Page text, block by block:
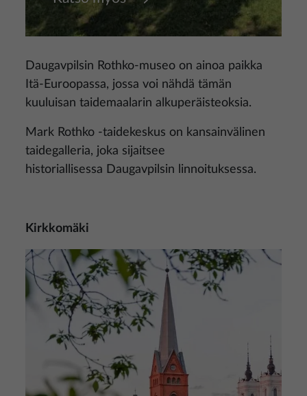
Daugavpilsin Rothko-museo on ainoa paikka
Itä-Euroopassa, jossa voi nähdä tämän
kuuluisan taidemaalarin alkuperäisteoksia.
Mark Rothko -taidekeskus on kansainvälinen
taidegalleria, joka sijaitsee
historiallisessa Daugavpilsin linnoituksessa.
Kirkkomäki
Kuva